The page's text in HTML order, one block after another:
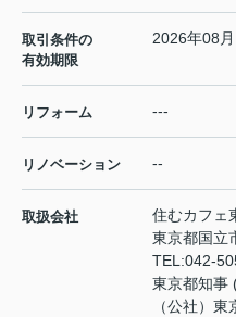
取引条件の
有効期限
2026年08
リフォーム ---
リノベーション --
取扱会社
住むカフェ
東京都国立
TEL:042-
東京都知事
（公社）